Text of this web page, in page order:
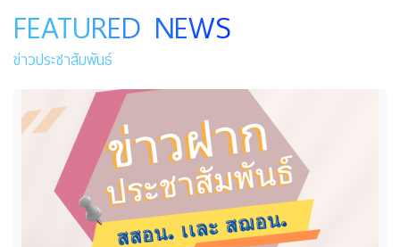
FEATURED NEWS
ข่าวประชาสัมพันธ์